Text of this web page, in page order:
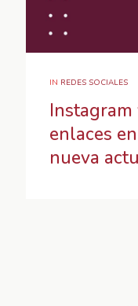
IN REDES SOCIALES
enlaces
nueva